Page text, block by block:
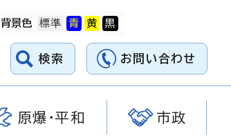
背景色
検索 お問い合わせ
原爆・平和 市政